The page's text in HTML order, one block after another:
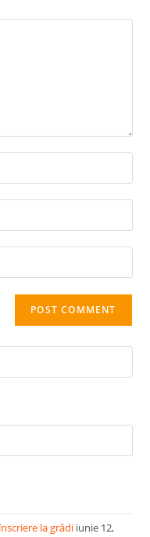
la grădi iunie 12,